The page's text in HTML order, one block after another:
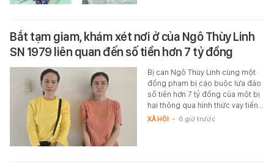
Bắt tạm giam, khám xét nơi ở của Ngô Thùy Linh
SN 1979 liên quan đến số tiền hơn 7 tỷ đồng
Bị can Ngô Thùy Linh cùng một
đồng phạm bị cáo buộc lừa đảo
số tiền hơn 7 tỷ đồng của một bị
hại thông qua hình thức vay tiền…
XÃ HỘI - 6 giờ trước